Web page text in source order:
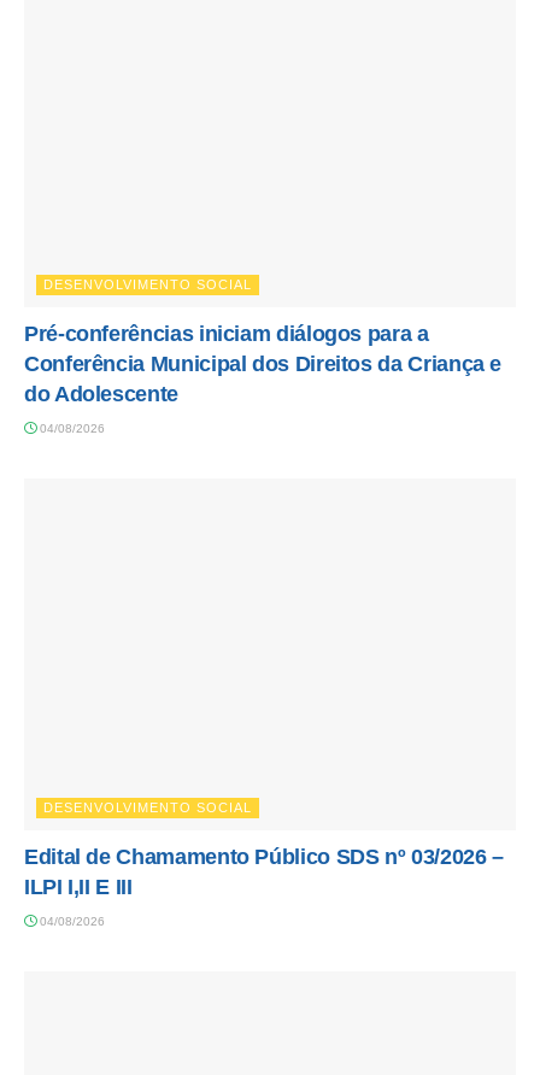
DESENVOLVIMENTO SOCIAL
Pré-conferências iniciam diálogos para a
Conferência Municipal dos Direitos da Criança e
do Adolescente
04/08/2026
DESENVOLVIMENTO SOCIAL
Edital de Chamamento Público SDS nº 03/2026 –
ILPI I,II E III
04/08/2026